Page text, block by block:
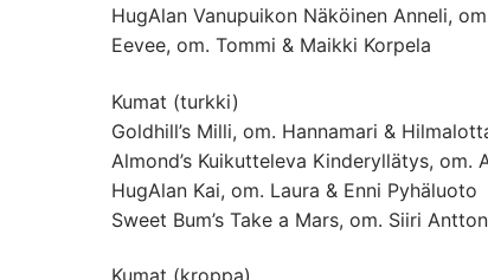
HugAlan Vanupuikon Näköinen Anneli,
Eevee, om. Tommi & Maikki Korpela
Kumat (turkki)
Goldhill’s Milli, om. Hannamari &
Almond’s Kuikutteleva Kinderyllätys, om.
HugAlan Kai, om. Laura & Enni Pyhäluoto
Sweet Bum’s Take a Mars, om. Siiri